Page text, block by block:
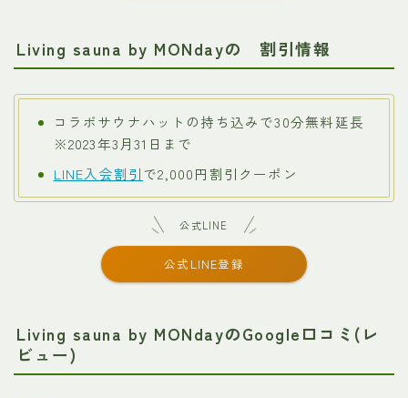
Living sauna by MONdayの 割引情報
コラボサウナハットの持ち込みで30分無料延長
※2023年3月31日まで
LINE入会割引で2,000円割引クーポン
公式LINE
公式LINE登録
Living sauna by MONdayのGoogle口コミ(レ
ビュー)